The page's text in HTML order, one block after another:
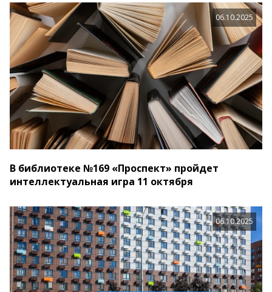
06.10.2025
В библиотеке №169 «Проспект» пройдет
интеллектуальная игра 11 октября
06.10.2025